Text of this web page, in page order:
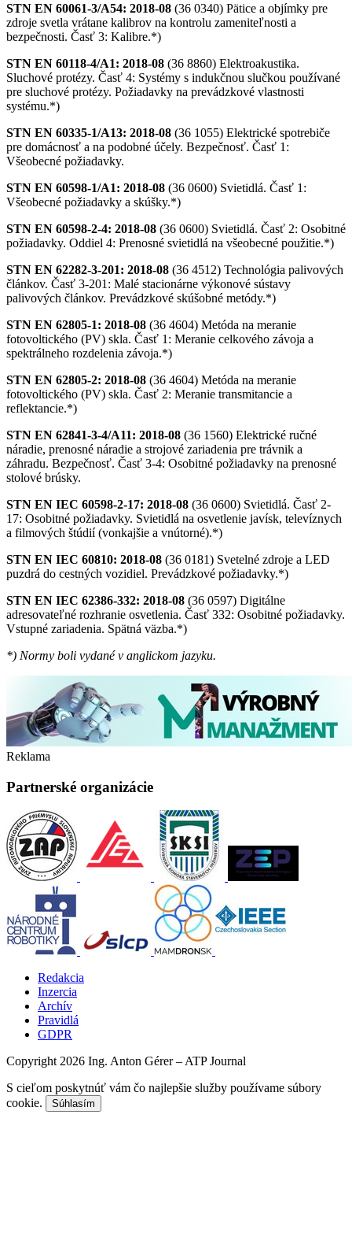
STN EN 60061-3/A54: 2018-08 (36 0340) Pätice a objímky pre
zdroje svetla vrátane kalibrov na kontrolu zameniteľnosti a
bezpečnosti. Časť 3: Kalibre.*)
STN EN 60118-4/A1: 2018-08 (36 8860) Elektroakustika.
Sluchové protézy. Časť 4: Systémy s indukčnou slučkou používané
pre sluchové protézy. Požiadavky na prevádzkové vlastnosti
systému.*)
STN EN 60335-1/A13: 2018-08 (36 1055) Elektrické spotrebiče
pre domácnosť a na podobné účely. Bezpečnosť. Časť 1:
Všeobecné požiadavky.
STN EN 60598-1/A1: 2018-08 (36 0600) Svietidlá. Časť 1:
Všeobecné požiadavky a skúšky.*)
STN EN 60598-2-4: 2018-08 (36 0600) Svietidlá. Časť 2: Osobitné
požiadavky. Oddiel 4: Prenosné svietidlá na všeobecné použitie.*)
STN EN 62282-3-201: 2018-08 (36 4512) Technológia palivových
článkov. Časť 3-201: Malé stacionárne výkonové sústavy
palivových článkov. Prevádzkové skúšobné metódy.*)
STN EN 62805-1: 2018-08 (36 4604) Metóda na meranie
fotovoltického (PV) skla. Časť 1: Meranie celkového závoja a
spektrálneho rozdelenia závoja.*)
STN EN 62805-2: 2018-08 (36 4604) Metóda na meranie
fotovoltického (PV) skla. Časť 2: Meranie transmitancie a
reflektancie.*)
STN EN 62841-3-4/A11: 2018-08 (36 1560) Elektrické ručné
náradie, prenosné náradie a strojové zariadenia pre trávnik a
záhradu. Bezpečnosť. Časť 3-4: Osobitné požiadavky na prenosné
stolové brúsky.
STN EN IEC 60598-2-17: 2018-08 (36 0600) Svietidlá. Časť 2-
17: Osobitné požiadavky. Svietidlá na osvetlenie javísk, televíznych
a filmových štúdií (vonkajšie a vnútorné).*)
STN EN IEC 60810: 2018-08 (36 0181) Svetelné zdroje a LED
puzdrá do cestných vozidiel. Prevádzkové požiadavky.*)
STN EN IEC 62386-332: 2018-08 (36 0597) Digitálne
adresovateľné rozhranie osvetlenia. Časť 332: Osobitné požiadavky.
Vstupné zariadenia. Spätná väzba.*)
*) Normy boli vydané v anglickom jazyku.
Reklama
Partnerské organizácie
Redakcia
Inzercia
Archív
Pravidlá
GDPR
Copyright 2026 Ing. Anton Gérer – ATP Journal
S cieľom poskytnúť vám čo najlepšie služby používame súbory
cookie.
Súhlasím